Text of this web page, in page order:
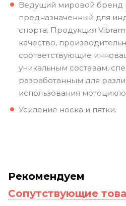
Ведущий мировой бренд
предназначенный для
спорта. Продукция
качество,
соответствующие
уникальным составам,
разработанным для
использования
Усиление носка и пятки.
Рекомендуем
Сопутствующие